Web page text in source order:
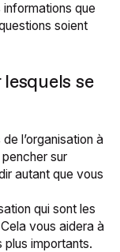
informations que
soient
se
l’organisation à
sur
autant que vous
qui sont les
vous aidera à
importants.